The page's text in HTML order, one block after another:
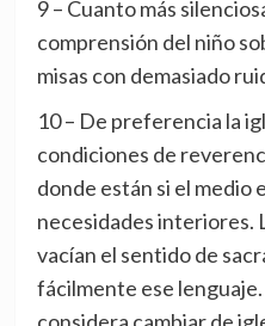
9 – Cuanto más
comprensión del niño
misas con demasiado
10 – De preferencia la
condiciones de
donde están si el medio
necesidades interiores.
vacían el sentido de
fácilmente ese lenguaje.